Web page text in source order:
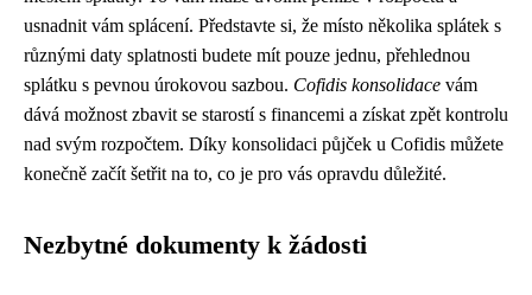
usnadnit vám splácení. Představte si, že místo několika splátek s
různými daty splatnosti budete mít pouze jednu, přehlednou
splátku s pevnou úrokovou sazbou. Cofidis konsolidace vám
dává možnost zbavit se starostí s financemi a získat zpět kontrolu
nad svým rozpočtem. Díky konsolidaci půjček u Cofidis můžete
konečně začít šetřit na to, co je pro vás opravdu důležité.
Nezbytné dokumenty k žádosti